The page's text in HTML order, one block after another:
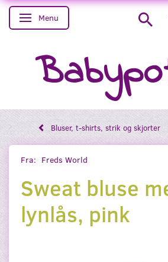
Skifte navigation
Menu
Bluser, t-shirts, strik og skjorter
Fra: Freds World
Sweat bluse
lynlås, pink